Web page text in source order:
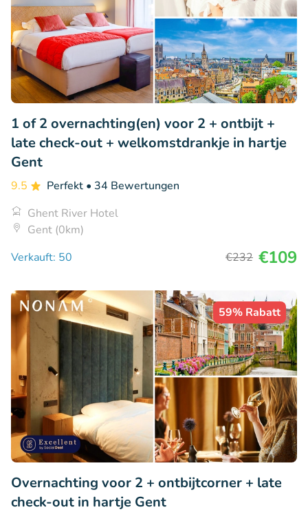
1 of 2 overnachting(en) voor 2 + ontbijt +
late check-out + welkomstdrankje in hartje
Gent
9.5 Perfekt • 34 Bewertungen
Ghent River Hotel
Gent (0km)
Verkauft: 50
€232 €109
59% Rabatt
Overnachting voor 2 + ontbijtcorner + late
check-out in hartje Gent